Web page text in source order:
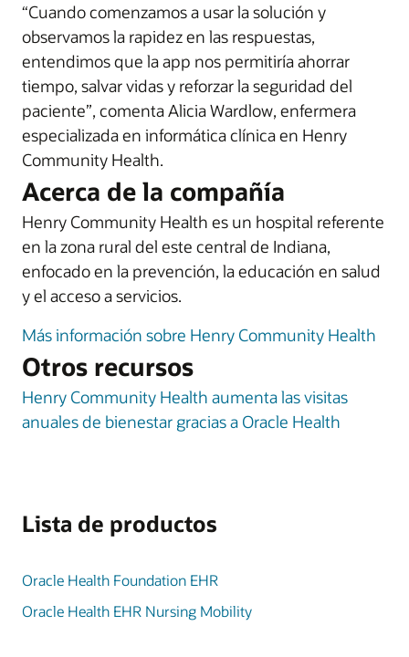
“Cuando comenzamos a usar la solución y
observamos la rapidez en las respuestas,
entendimos que la app nos permitiría ahorrar
tiempo, salvar vidas y reforzar la seguridad del
paciente”, comenta Alicia Wardlow, enfermera
especializada en informática clínica en Henry
Community Health.
Acerca de la compañía
Henry Community Health es un hospital referente
en la zona rural del este central de Indiana,
enfocado en la prevención, la educación en salud
y el acceso a servicios.
Más información sobre Henry Community Health
Otros recursos
Henry Community Health aumenta las visitas
anuales de bienestar gracias a Oracle Health
Lista de productos
Oracle Health Foundation EHR
Oracle Health EHR Nursing Mobility